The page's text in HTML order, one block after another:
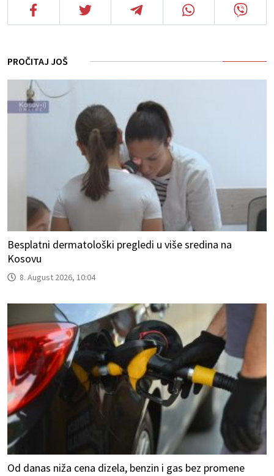
PROČITAJ JOŠ
Besplatni dermatološki pregledi u više sredina na
Kosovu
8. August 2026, 10:04
Od danas niža cena dizela, benzin i gas bez promene